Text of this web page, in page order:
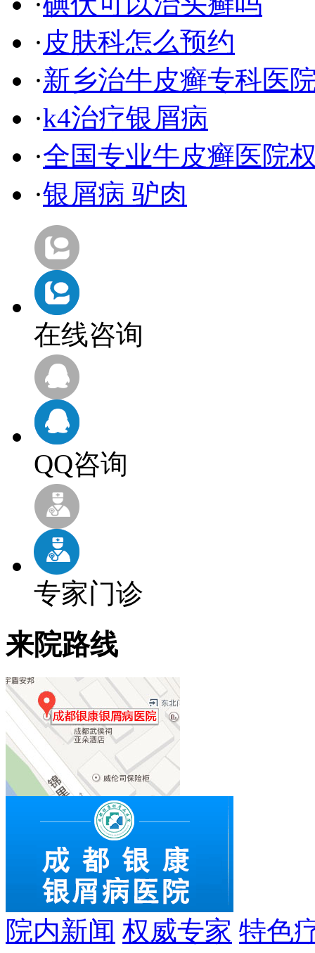
· 皮肤科怎么预约
·新乡治牛皮癣专科医
·k4治疗银屑病
·全国专业牛皮癣医院
·银屑病 驴肉
在线咨询
QQ咨询
专家门诊
来院路线
院内新闻 权威专家 特色